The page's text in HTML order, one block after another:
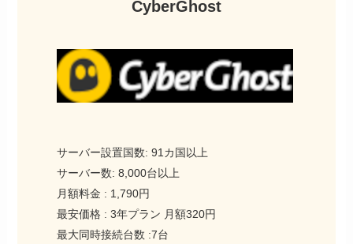
CyberGhost
サーバー設置国数: 91カ国以上
サーバー数: 8,000台以上
月額料金 : 1,790円
最安価格 : 3年プラン 月額320円
最大同時接続台数 :7台